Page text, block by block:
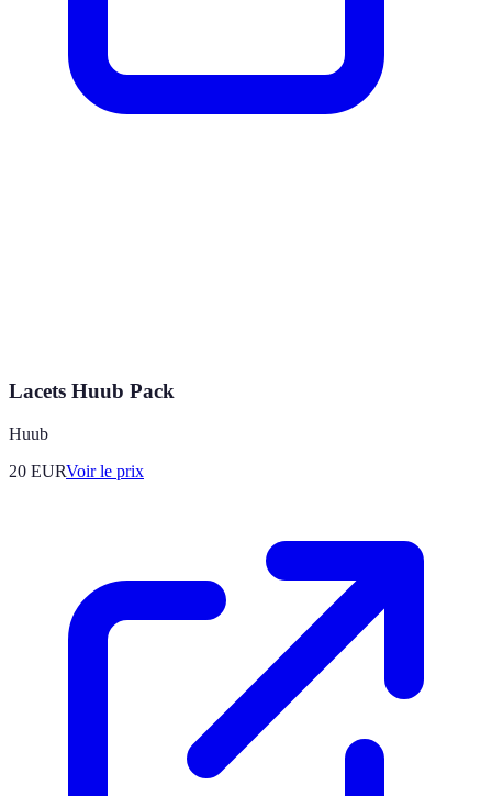
Lacets Huub Pack
Huub
20 EURVoir le prix